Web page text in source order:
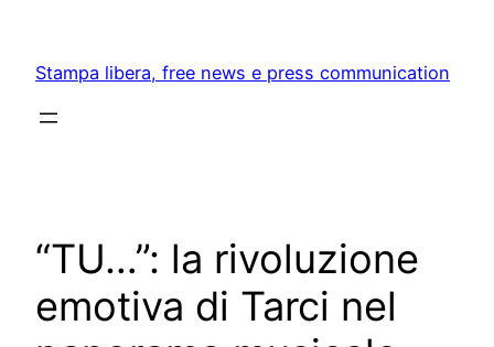
content
Stampa libera, free news e press communication
“TU…”: la rivoluzione
emotiva di Tarci nel